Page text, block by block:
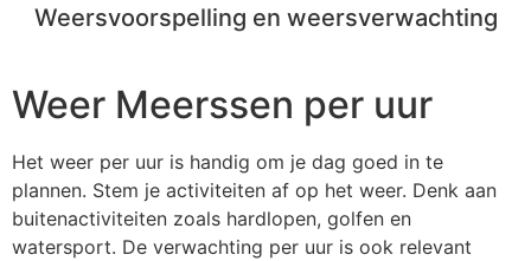
Weersvoorspelling en weersverwachting
Weer Meerssen per uur
Het weer per uur is handig om je dag goed in te
plannen. Stem je activiteiten af op het weer. Denk aan
buitenactiviteiten zoals hardlopen, golfen en
watersport. De verwachting per uur is ook relevant